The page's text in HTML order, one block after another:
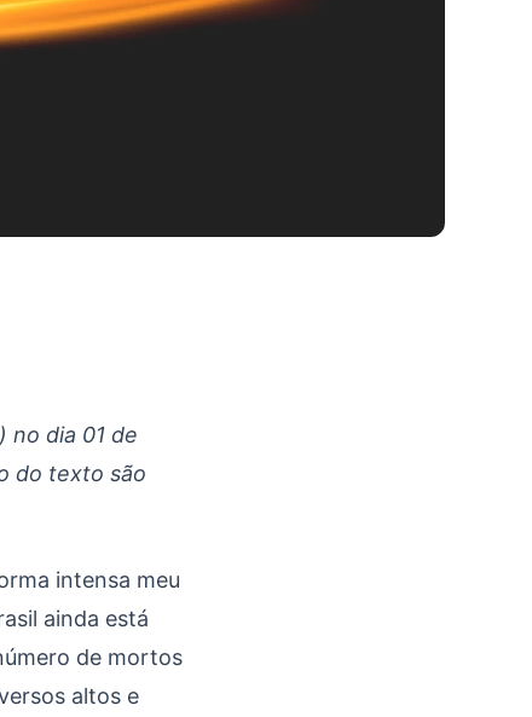
no dia 01 de
do texto são
intensa meu
ainda está
de mortos
altos e